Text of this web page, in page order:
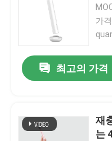
비디오
우리 에 관한 것
품질 관리
가
최고의 가격
재
는